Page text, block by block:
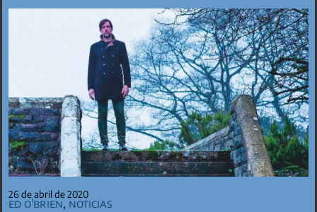
26 de abril de 2020
Ed O'Brien,Noticias